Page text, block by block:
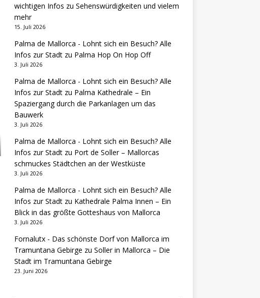
wichtigen Infos zu Sehenswürdigkeiten und vielem
mehr
15. Juli 2026
Palma de Mallorca - Lohnt sich ein Besuch? Alle
Infos zur Stadtzu Palma Hop On Hop Off
3. Juli 2026
Palma de Mallorca - Lohnt sich ein Besuch? Alle
Infos zur Stadtzu Palma Kathedrale – Ein
Spaziergang durch die Parkanlagen um das
Bauwerk
3. Juli 2026
Palma de Mallorca - Lohnt sich ein Besuch? Alle
Infos zur Stadtzu Port de Soller – Mallorcas
schmuckes Städtchen an der Westküste
3. Juli 2026
Palma de Mallorca - Lohnt sich ein Besuch? Alle
Infos zur Stadtzu Kathedrale Palma Innen – Ein
Blick in das größte Gotteshaus von Mallorca
3. Juli 2026
Fornalutx - Das schönste Dorf von Mallorca im
Tramuntana Gebirge zu Soller in Mallorca – Die
Stadt im Tramuntana Gebirge
23. Juni 2026